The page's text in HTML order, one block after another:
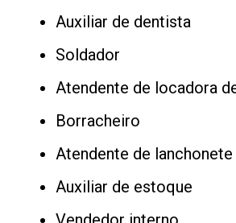
Auxiliar de dentista
Soldador
Atendente de locadora
Borracheiro
Atendente de lanchonete
Auxiliar de estoque